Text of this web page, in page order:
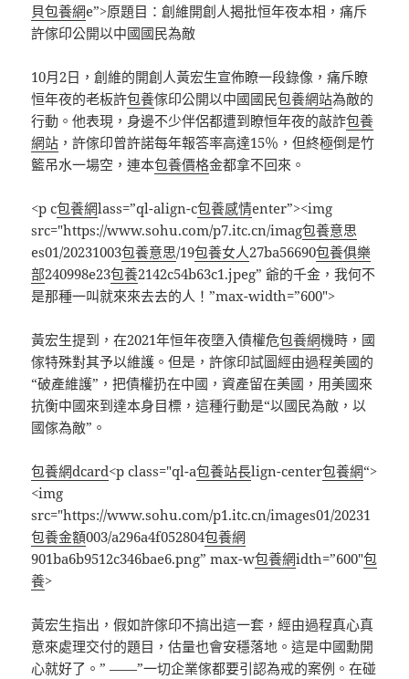
貝包養網e”>原題目：創維開創人揭批恒年夜本相，痛斥
許傢印公開以中國國民為敵
10月2日，創維的開創人黃宏生宣佈瞭一段錄像，痛斥瞭
恒年夜的老板許包養傢印公開以中國國民包養網站為敵的
行動。他表現，身邊不少伴侶都遭到瞭恒年夜的敲詐包養
網站 ，許傢印曾許諾每年報答率高達15％，但終極倒是竹
籃吊水一場空，連本包養價格金都拿不回來。
<p c包養網lass=”ql-align-c包養感情enter”><img
src="https://www.sohu.com/p7.itc.cn/imag包養意思
es01/20231003包養意思/19包養女人27ba56690包養俱樂
部240998e23包養2142c54b63c1.jpeg” 爺的千金，我何不
是那種一叫就來來去去的人！”max-width=”600″>
黃宏生提到，在2021年恒年夜墮入債權危包養網機時，國
傢特殊對其予以維護。但是，許傢印試圖經由過程美國的
“破產維護”，把債權扔在中國，資產留在美國，用美國來
抗衡中國來到達本身目標，這種行動是“以國民為敵，以
國傢為敵”。
包養網dcard<p class="ql-a包養站長lign-center包養網“>
<img
src="https://www.sohu.com/p1.itc.cn/images01/20231
包養金額003/a296a4f052804包養網
901ba6b9512c346bae6.png” max-w包養網idth=”600″包
養>
黃宏生指出，假如許傢印不搞出這一套，經由過程真心真
意來處理交付的題目，估量也會安穩落地。這是中國勳開
心就好了。” ——”一切企業傢都要引認為戒的案例。在碰